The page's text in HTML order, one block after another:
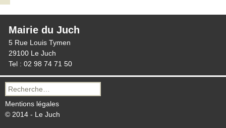
Mairie du Juch
5 Rue Louis Tymen
29100 Le Juch
Tel : 02 98 74 71 50
Recherche
pour :
Mentions légales
© 2014 - Le Juch